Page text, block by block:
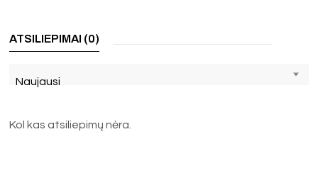
ATSILIEPIMAI (0)
Naujausi
Kol kas atsiliepimų nėra.